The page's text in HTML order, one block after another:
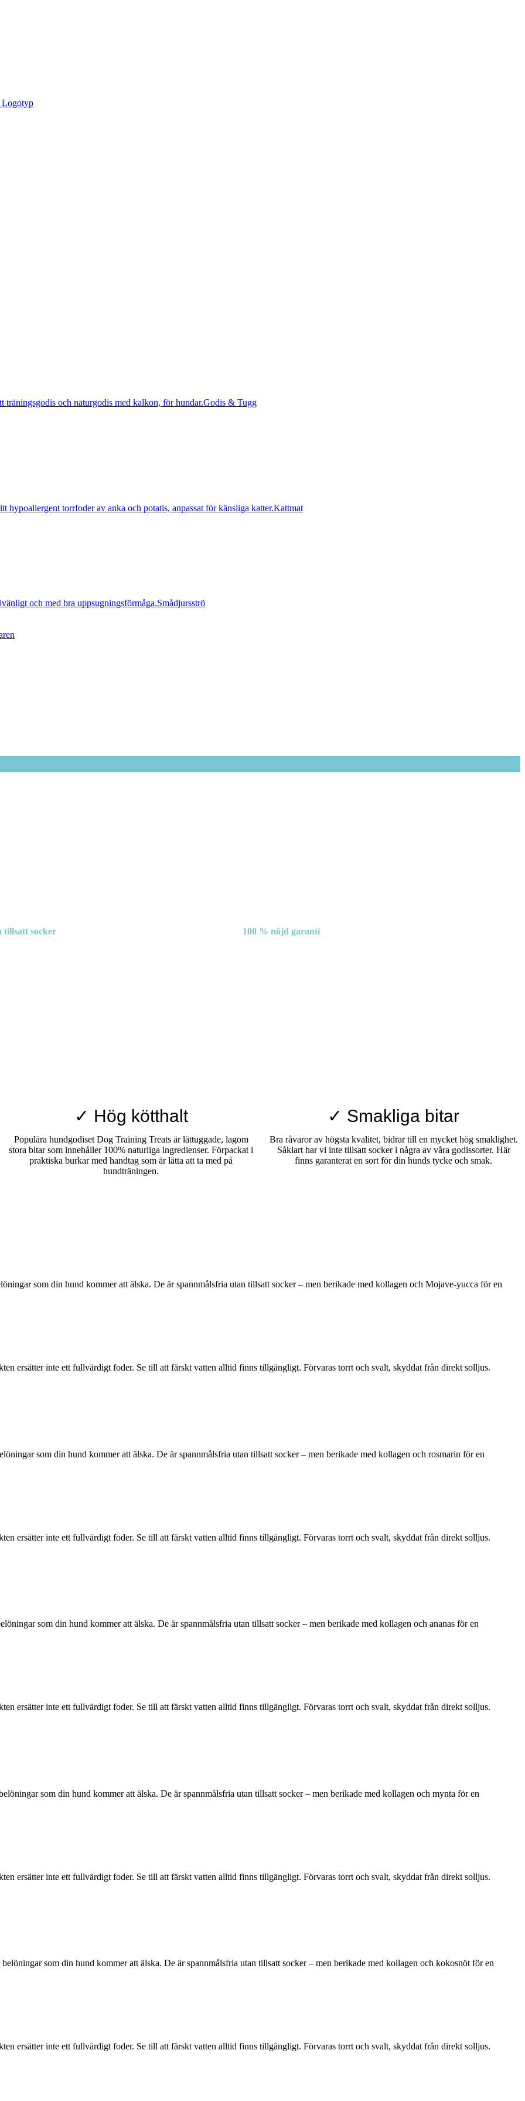
Godis & Tugg
Kattmat
Smådjursströ
tillsatt socker 100 % nöjd garanti
✓ Hög kötthalt
Populära hundgodiset Dog Training Treats är lättuggade, lagom
stora bitar som innehåller 100% naturliga ingredienser. Förpackat i
praktiska burkar med handtag som är lätta att ta med på
hundträningen.
✓ Smakliga bitar
Bra råvaror av högsta kvalitet, bidrar till en mycket hög smaklighet.
Såklart har vi inte tillsatt socker i några av våra godissorter. Här
finns garanterat en sort för din hunds tycke och smak.
som din hund kommer att älska. De är spannmålsfria utan tillsatt socker – men berikade med kollagen och Mojave-yucca för en
ersätter inte ett fullvärdigt foder. Se till att färskt vatten alltid finns tillgängligt. Förvaras torrt och svalt, skyddat från direkt solljus.
som din hund kommer att älska. De är spannmålsfria utan tillsatt socker – men berikade med kollagen och rosmarin för en
ersätter inte ett fullvärdigt foder. Se till att färskt vatten alltid finns tillgängligt. Förvaras torrt och svalt, skyddat från direkt solljus.
som din hund kommer att älska. De är spannmålsfria utan tillsatt socker – men berikade med kollagen och ananas för en
ersätter inte ett fullvärdigt foder. Se till att färskt vatten alltid finns tillgängligt. Förvaras torrt och svalt, skyddat från direkt solljus.
som din hund kommer att älska. De är spannmålsfria utan tillsatt socker – men berikade med kollagen och mynta för en
ersätter inte ett fullvärdigt foder. Se till att färskt vatten alltid finns tillgängligt. Förvaras torrt och svalt, skyddat från direkt solljus.
som din hund kommer att älska. De är spannmålsfria utan tillsatt socker – men berikade med kollagen och kokosnöt för en
ersätter inte ett fullvärdigt foder. Se till att färskt vatten alltid finns tillgängligt. Förvaras torrt och svalt, skyddat från direkt solljus.